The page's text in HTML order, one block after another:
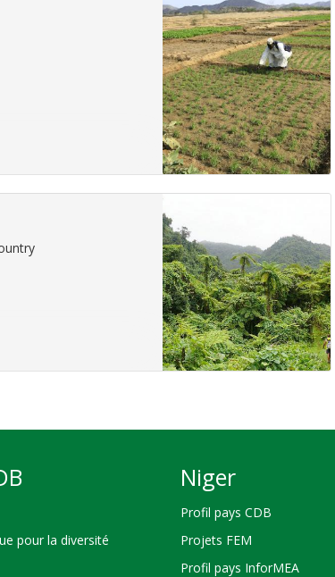
pour la diversité
Niger
Profil pays CDB
Projets FEM
Profil pays InforMEA